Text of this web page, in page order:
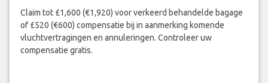
Claim tot £1,600 (€1,920) voor verkeerd behandelde bagage
of £520 (€600) compensatie bij in aanmerking komende
vluchtvertragingen en annuleringen. Controleer uw
compensatie gratis.